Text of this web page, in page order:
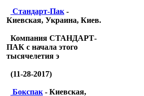
Стандарт-Пак -
Киевская, Украина, Киев.
Компания СТАНДАРТ-
ПАК с начала этого
тысячелетия э
(11-28-2017)
Бокспак - Киевская,